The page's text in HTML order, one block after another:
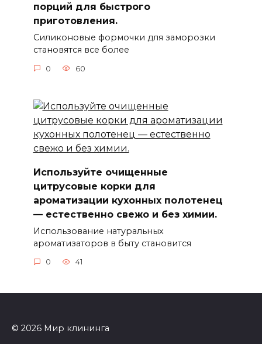
порций для быстрого
приготовления.
Силиконовые формочки для заморозки
становятся все более
0 60
Используйте очищенные
цитрусовые корки для
ароматизации кухонных полотенец
— естественно свежо и без химии.
Использование натуральных
ароматизаторов в быту становится
0 41
© 2026 Мир клининга